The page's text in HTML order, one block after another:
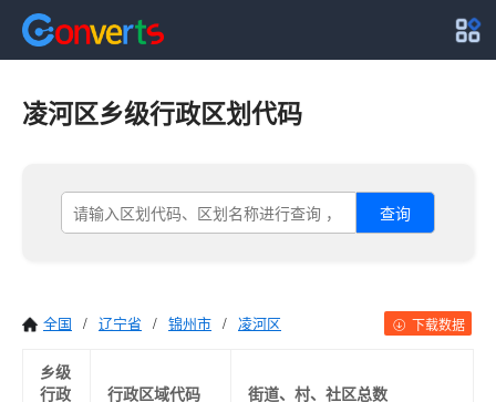
凌河区乡级行政区划代码
查询
全国 / 辽宁省 / 锦州市 / 凌河区 下载数据
乡级
行政
行政区域代码 街道、村、社区总数